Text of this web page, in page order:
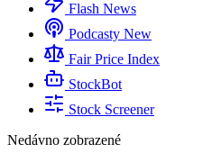
Flash News
Podcasty New
Fair Price Index
StockBot
Stock Screener
Nedávno zobrazené